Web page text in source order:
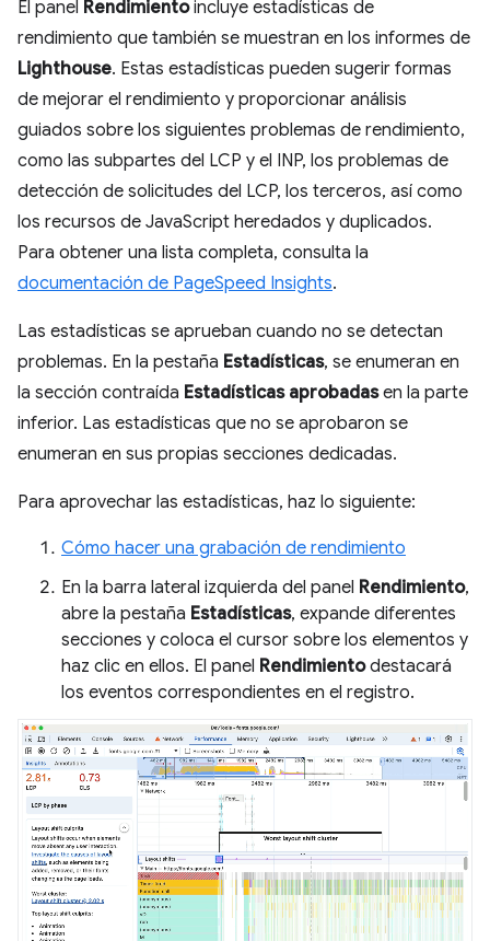
El panel Rendimientoincluye estadísticas de
rendimiento que también se muestran en los informes de
Lighthouse. Estas estadísticas pueden sugerir formas
de mejorar el rendimiento y proporcionar análisis
guiados sobre los siguientes problemas de rendimiento,
como las subpartes del LCP y el INP, los problemas de
detección de solicitudes del LCP, los terceros, así como
los recursos de JavaScript heredados y duplicados.
Para obtener una lista completa, consulta la
documentación de PageSpeed Insights.
Las estadísticas se aprueban cuando no se detectan
problemas. En la pestaña Estadísticas, se enumeran en
la sección contraída Estadísticas aprobadasen la parte
inferior. Las estadísticas que no se aprobaron se
enumeran en sus propias secciones dedicadas.
Para aprovechar las estadísticas, haz lo siguiente:
Cómo hacer una grabación de rendimiento
En la barra lateral izquierda del panel Rendimiento,
abre la pestaña Estadísticas, expande diferentes
secciones y coloca el cursor sobre los elementos y
haz clic en ellos. El panel Rendimientodestacará
los eventos correspondientes en el registro.